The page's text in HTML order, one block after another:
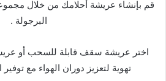
قم بإنشاء عريشة أحلامك من خلال
البرجولة .
اختر عريشة سقف قابلة للسحب أو
تهوية لتعزيز دوران الهواء مع